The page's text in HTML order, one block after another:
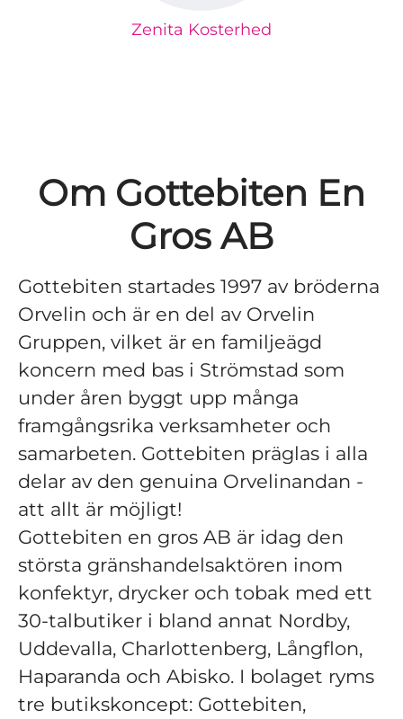
Zenita Kosterhed
Om Gottebiten En
Gros AB
Gottebiten startades 1997 av bröderna
Orvelin och är en del av Orvelin
Gruppen, vilket är en familjeägd
koncern med bas i Strömstad som
under åren byggt upp många
framgångsrika verksamheter och
samarbeten. Gottebiten präglas i alla
delar av den genuina Orvelinandan -
att allt är möjligt!
Gottebiten en gros AB är idag den
största gränshandelsaktören inom
konfektyr, drycker och tobak med ett
30-talbutiker i bland annat Nordby,
Uddevalla, Charlottenberg, Långflon,
Haparanda och Abisko. I bolaget ryms
tre butikskoncept: Gottebiten,